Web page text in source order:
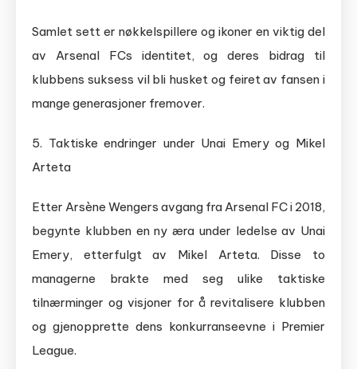
Samlet sett er nøkkelspillere og ikoner en viktig del
av Arsenal FCs identitet, og deres bidrag til
klubbens suksess vil bli husket og feiret av fansen i
mange generasjoner fremover.
5. Taktiske endringer under Unai Emery og Mikel
Arteta
Etter Arsène Wengers avgang fra Arsenal FC i 2018,
begynte klubben en ny æra under ledelse av Unai
Emery, etterfulgt av Mikel Arteta. Disse to
managerne brakte med seg ulike taktiske
tilnærminger og visjoner for å revitalisere klubben
og gjenopprette dens konkurranseevne i Premier
League.